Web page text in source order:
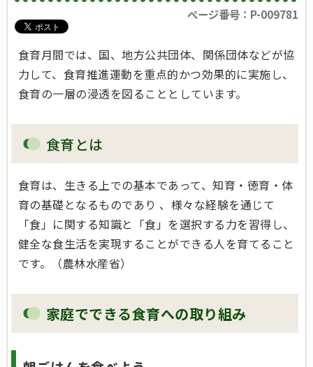
ページ番号：P-009781
食育月間では、国、地方公共団体、関係団体などが協
力して、食育推進運動を重点的かつ効果的に実施し、
食育の一層の浸透を図ることとしています。
食育とは
食育は、生きる上での基本であって、知育・徳育・体
育の基礎となるものであり 、様々な経験を通じて
「食」に関する知識と「食」を選択する力を習得し、
健全な食生活を実現することができる人を育てること
です。（農林水産省）
家庭でできる食育への取り組み